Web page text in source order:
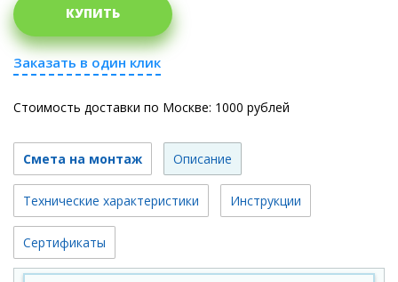
КУПИТЬ
Заказать в один клик
Стоимость доставки по Москве: 1000 рублей
Смета на монтаж Описание
Технические характеристики Инструкции
Сертификаты